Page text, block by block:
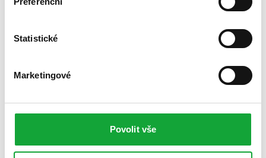
Statistické
Marketingové
Povolit vše